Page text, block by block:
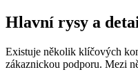
Hlavní rysy a
Existuje několik klíčových
zákaznickou podporu. Mezi